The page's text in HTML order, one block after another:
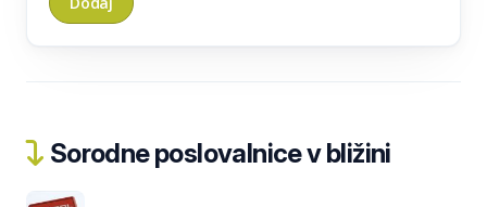
Sorodne poslovalnice v bližini